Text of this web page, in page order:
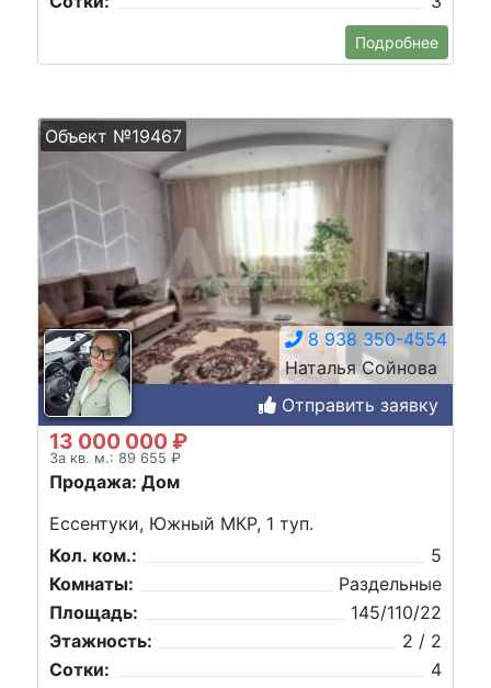
Подробнее
Объект №19467
8 938 350-4554
Наталья Сойнова
Отправить заявку
13 000 000 ₽
За кв. м.: 89 655 ₽
Продажа: Дом
Ессентуки, Южный МКР, 1 туп.
Кол. ком.:
5
Комнаты:
Раздельные
Площадь:
145/110/22
Этажность:
2 / 2
Сотки:
4